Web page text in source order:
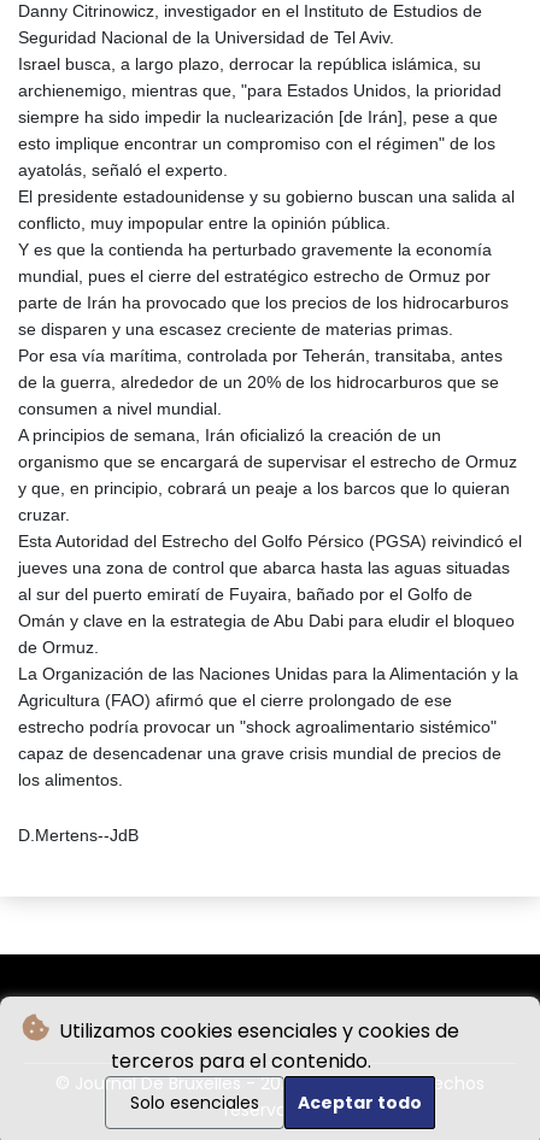
Utilizamos cookies esenciales y cookies de
terceros para el contenido.
Solo esenciales Aceptar todo
Danny Citrinowicz, investigador en el Instituto de Estudios de
Seguridad Nacional de la Universidad de Tel Aviv.
Israel busca, a largo plazo, derrocar la república islámica, su
archienemigo, mientras que, "para Estados Unidos, la prioridad
siempre ha sido impedir la nuclearización [de Irán], pese a que
esto implique encontrar un compromiso con el régimen" de los
ayatolás, señaló el experto.
El presidente estadounidense y su gobierno buscan una salida al
conflicto, muy impopular entre la opinión pública.
Y es que la contienda ha perturbado gravemente la economía
mundial, pues el cierre del estratégico estrecho de Ormuz por
parte de Irán ha provocado que los precios de los hidrocarburos
se disparen y una escasez creciente de materias primas.
Por esa vía marítima, controlada por Teherán, transitaba, antes
de la guerra, alrededor de un 20% de los hidrocarburos que se
consumen a nivel mundial.
A principios de semana, Irán oficializó la creación de un
organismo que se encargará de supervisar el estrecho de Ormuz
y que, en principio, cobrará un peaje a los barcos que lo quieran
cruzar.
Esta Autoridad del Estrecho del Golfo Pérsico (PGSA) reivindicó el
jueves una zona de control que abarca hasta las aguas situadas
al sur del puerto emiratí de Fuyaira, bañado por el Golfo de
Omán y clave en la estrategia de Abu Dabi para eludir el bloqueo
de Ormuz.
La Organización de las Naciones Unidas para la Alimentación y la
Agricultura (FAO) afirmó que el cierre prolongado de ese
estrecho podría provocar un "shock agroalimentario sistémico"
capaz de desencadenar una grave crisis mundial de precios de
los alimentos.
D.Mertens--JdB
© Journal De Bruxelles - 2026 - Todos los derechos
reservados